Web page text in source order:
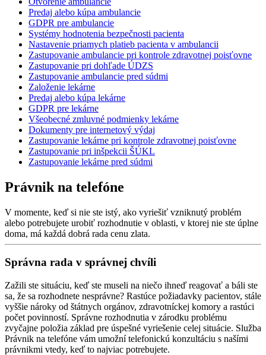
Predaj alebo kúpa ambulancie
GDPR pre ambulancie
Systémy hodnotenia bezpečnosti pacienta
Nastavenie priamych platieb pacienta v ambulancii
Zastupovanie ambulancie pri kontrole zdravotnej poisťovne
Zastupovanie pri dohľade ÚDZS
Zastupovanie ambulancie pred súdmi
Založenie lekárne
Predaj alebo kúpa lekárne
GDPR pre lekárne
Všeobecné zmluvné podmienky lekárne
Dokumenty pre internetový výdaj
Zastupovanie lekárne pri kontrole zdravotnej poisťovne
Zastupovanie pri inšpekcii ŠÚKL
Zastupovanie lekárne pred súdmi
Právnik na telefóne
V momente, keď si nie ste istý, ako vyriešiť vzniknutý problém
alebo potrebujete urobiť rozhodnutie v oblasti, v ktorej nie ste úplne
doma, má každá dobrá rada cenu zlata.
Správna rada v správnej chvíli
Zažili ste situáciu, keď ste museli na niečo ihneď reagovať a báli ste
sa, že sa rozhodnete nesprávne? Rastúce požiadavky pacientov, stále
vyššie nároky od štátnych orgánov, zdravotníckej komory a rastúci
počet povinností. Správne rozhodnutia v zárodku problému
zvyčajne položia základ pre úspešné vyriešenie celej situácie. Služba
Právnik na telefóne vám umožní telefonickú konzultáciu s našími
právnikmi vtedy, keď to najviac potrebujete.